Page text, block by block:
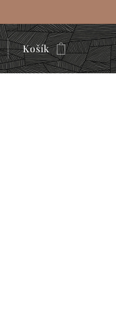
Košík